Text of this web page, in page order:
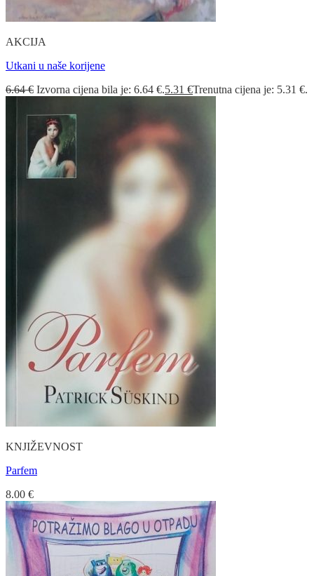
AKCIJA
Utkani u naše korijene
6.64€ Izvorna cijena bila je: 6.64 €.5.31 €Trenutna cijena je: 5.31 €.
KNJIŽEVNOST
Parfem
8.00 €